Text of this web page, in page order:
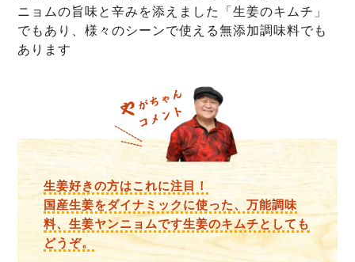
ニョムの旨味と辛みを添えました「生姜のキムチ」
でもあり、様々のシーンで使える無添加調味料でも
あります
生姜好きの方はこれに注目！
国産生姜をダイナミックに使った、万能調味
料、生姜ヤンニョムです生姜のキムチとしても
どうぞ。